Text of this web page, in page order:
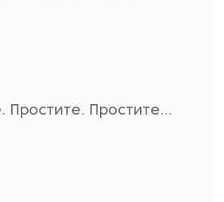
Простите. Простите...